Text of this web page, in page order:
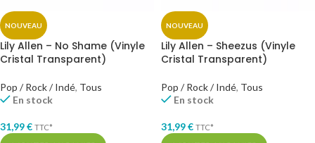
NOUVEAU
Lily Allen – No Shame (Vinyle
Cristal Transparent)
Pop / Rock / Indé, Tous
En stock
31,99€ TTC*
NOUVEAU
Lily Allen – Sheezus (Vinyle
Cristal Transparent)
Pop / Rock / Indé, Tous
En stock
31,99€ TTC*